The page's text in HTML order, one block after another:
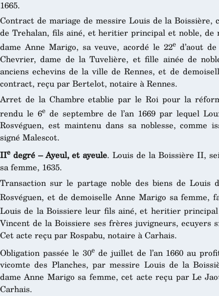
1665.
Contract de mariage de messire Louis de la Boissière,
de Trehalan, fils ainé, et heritier principal et noble, de
dame Anne Marigo, sa veuve, acordé le 22e d’aout
Chevrier, dame de la Tuvelière, et fille ainée de
anciens echevins de la ville de Rennes, et de
contract, reçu par Bertelot, notaire à Rennes.
Arret de la Chambre etablie par le Roi pour la
rendu le 6e de septembre de l’an 1669 par lequel
Rosvéguen, est maintenu dans sa noblesse, comme
signé Malescot.
IIe degré – Ayeul, et ayeule. Louis de la Boissière II,
sa femme, 1635.
Transaction sur le partage noble des biens de Louis
Rosvéguen, et de demoiselle Anne Marigo sa femme,
Louis de la Boissiere leur fils ainé, et heritier
Vincent de la Boissiere ses frères juvigneurs, ecuyers
Cet acte reçu par Rospabu, notaire à Carhais.
Obligation passée le 30ede juillet de l’an 1660 au
vicomte des Planches, par messire Louis de la
dame Anne Marigo sa femme, cet acte reçu par Le
Carhais.